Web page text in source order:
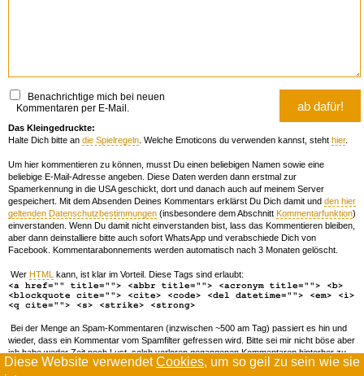
Diese Website verwendetCookies, um so geil zu sein wie sie
Benachrichtige mich bei neuen
Kommentaren per E-Mail.
Das Kleingedruckte:
Halte Dich bitte an die Spielregeln . Welche Emoticons du verwenden kannst, steht hier.
Um hier kommentieren zu können, musst Du einen beliebigen Namen sowie eine
beliebige E-Mail-Adresse angeben. Diese Daten werden dann erstmal zur
Spamerkennung in die USA geschickt, dort und danach auch auf meinem Server
gespeichert. Mit dem Absenden Deines Kommentars erklärst Du Dich damit und den hier
geltenden Datenschutzbestimmungen (insbesondere dem Abschnitt Kommentarfunktion)
einverstanden. Wenn Du damit nicht einverstanden bist, lass das Kommentieren bleiben,
aber dann deinstalliere bitte auch sofort WhatsApp und verabschiede Dich von
Facebook. Kommentarabonnements werden automatisch nach 3 Monaten gelöscht.
Wer HTML kann, ist klar im Vorteil. Diese Tags sind erlaubt:
<a href="" title=""> <abbr title=""> <acronym title=""> <b>
<blockquote cite=""> <cite> <code> <del datetime=""> <em> <i>
<q cite=""> <s> <strike> <strong>
Bei der Menge an Spam-Kommentaren (inzwischen ~500 am Tag) passiert es hin und
wieder, dass ein Kommentar vom Spamfilter gefressen wird. Bitte sei mir nicht böse aber
ich habe weder Zeit noch Lust, solch verloren gegangenen Kommentaren hinterher zu
forschen. Wenn das öfters passiert, schreib' mir 'ne Mail damit ich dich whitelisten kann.